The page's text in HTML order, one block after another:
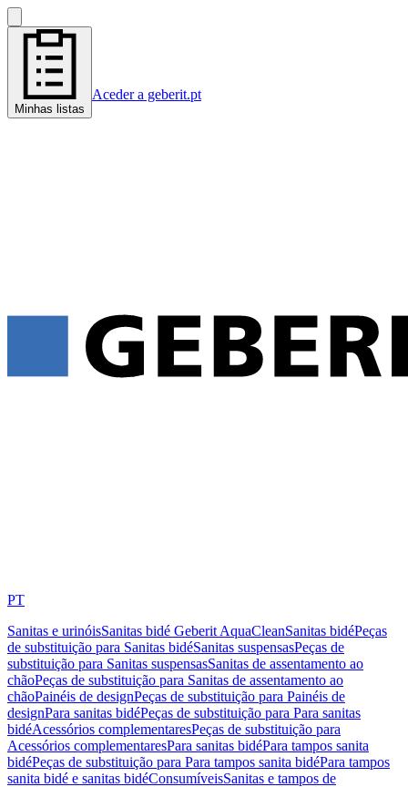
Minhas listas
Aceder a geberit.pt
PT
Sanitas e urinóisSanitas bidé Geberit AquaCleanSanitas bidéPeças
de substituição para Sanitas bidéSanitas suspensasPeças de
substituição para Sanitas suspensasSanitas de assentamento ao
chãoPeças de substituição para Sanitas de assentamento ao
chãoPainéis de designPeças de substituição para Painéis de
designPara sanitas bidéPeças de substituição para Para sanitas
bidéAcessórios complementaresPeças de substituição para
Acessórios complementaresPara sanitas bidéPara tampos sanita
bidéPeças de substituição para Para tampos sanita bidéPara tampos
sanita bidé e sanitas bidéConsumíveisSanitas e tampos de